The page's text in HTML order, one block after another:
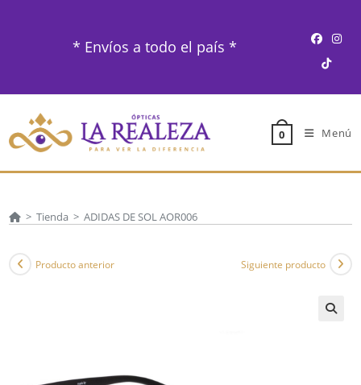
* Envíos a todo el país *
0 Menú
> Tienda > ADIDAS DE SOL AOR006
Producto anterior Siguiente producto